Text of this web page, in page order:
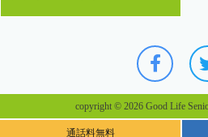
copyright © 2026 Good Life
通話料無料